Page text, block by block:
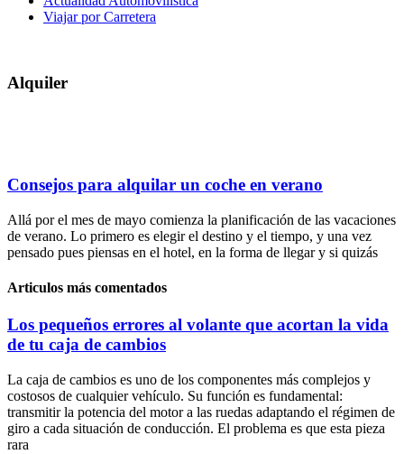
Viajar por Carretera
Alquiler
Consejos para alquilar un coche en verano
Allá por el mes de mayo comienza la planificación de las vacaciones
de verano. Lo primero es elegir el destino y el tiempo, y una vez
pensado pues piensas en el hotel, en la forma de llegar y si quizás
Articulos más comentados
Los pequeños errores al volante que acortan la vida
de tu caja de cambios
La caja de cambios es uno de los componentes más complejos y
costosos de cualquier vehículo. Su función es fundamental:
transmitir la potencia del motor a las ruedas adaptando el régimen de
giro a cada situación de conducción. El problema es que esta pieza
rara